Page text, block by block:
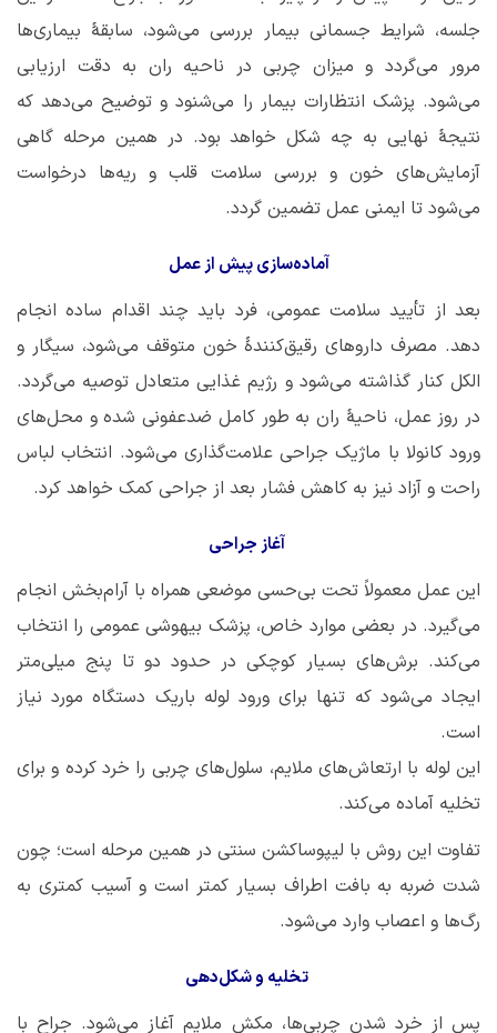
جلسه، شرایط جسمانی بیمار بررسی می‌شود، سابقۀ بیماری‌ها
مرور می‌گردد و میزان چربی در ناحیه ران به ‌دقت ارزیابی
می‌شود. پزشک انتظارات بیمار را می‌شنود و توضیح می‌دهد که
نتیجۀ نهایی به چه شکل خواهد بود. در همین مرحله گاهی
آزمایش‌های خون و بررسی سلامت قلب و ریه‌ها درخواست
می‌شود تا ایمنی عمل تضمین گردد.
آماده‌سازی پیش از عمل
بعد از تأیید سلامت عمومی، فرد باید چند اقدام ساده انجام
دهد. مصرف داروهای رقیق‌کنندۀ خون متوقف می‌شود، سیگار و
الکل کنار گذاشته می‌شود و رژیم غذایی متعادل توصیه می‌گردد.
در روز عمل، ناحیۀ ران به ‌طور کامل ضدعفونی شده و محل‌های
ورود کانولا با ماژیک جراحی علامت‌گذاری می‌شود. انتخاب لباس
راحت و آزاد نیز به کاهش فشار بعد از جراحی کمک خواهد کرد.
آغاز جراحی
این عمل معمولاً تحت بی‌حسی موضعی همراه با آرام‌بخش انجام
می‌گیرد. در بعضی موارد خاص، پزشک بیهوشی عمومی را انتخاب
می‌کند. برش‌های بسیار کوچکی در حدود دو تا پنج میلی‌متر
ایجاد می‌شود که تنها برای ورود لوله باریک دستگاه مورد نیاز
است.
این لوله با ارتعاش‌های ملایم، سلول‌های چربی را خرد کرده و برای
تخلیه آماده می‌کند.
تفاوت این روش با لیپوساکشن سنتی در همین مرحله است؛ چون
شدت ضربه به بافت اطراف بسیار کمتر است و آسیب کمتری به
رگ‌ها و اعصاب وارد می‌شود.
تخلیه و شکل‌دهی
پس از خرد شدن چربی‌ها، مکش ملایم آغاز می‌شود. جراح با